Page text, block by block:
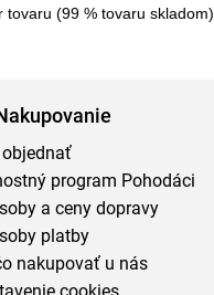
tovaru (99 % tovaru skladom)
program Pohodáci
a ceny dopravy
platby
nakupovať u nás